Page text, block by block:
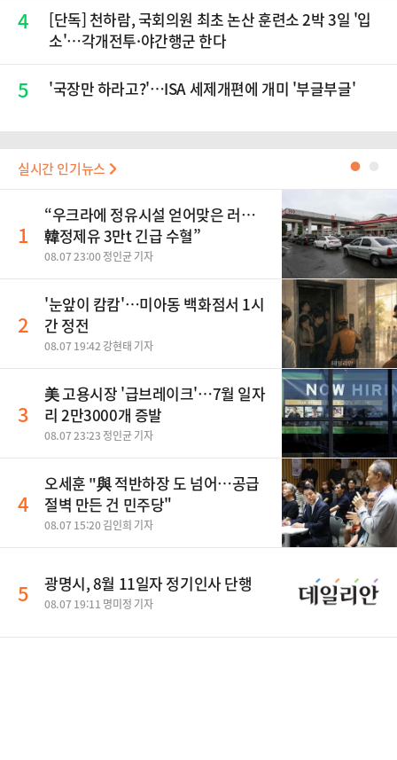
4
[단독] 천하람, 국회의원 최초 논산 훈련소 2박 3일 '입
소'…각개전투·야간행군 한다
5 '국장만 하라고?'…ISA 세제개편에 개미 '부글부글'
실시간 인기뉴스 ●
1
“우크라에 정유시설 얻어맞은 러…
韓정제유 3만t 긴급 수혈”
08.07 23:00 정인균 기자
2
'눈앞이 캄캄'…미아동 백화점서 1시
간 정전
08.07 19:42 강현태 기자
3
美 고용시장 '급브레이크'…7월 일자
리 2만3000개 증발
08.07 23:23 정인균 기자
4
오세훈 "與 적반하장 도 넘어…공급
절벽 만든 건 민주당"
08.07 15:20 김인희 기자
5 광명시, 8월 11일자 정기인사 단행
08.07 19:11 명미정 기자